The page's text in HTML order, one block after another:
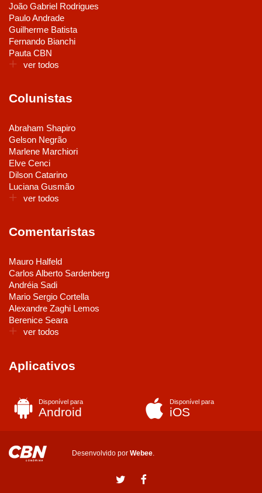
João Gabriel Rodrigues
Paulo Andrade
Guilherme Batista
Fernando Bianchi
Pauta CBN
ver todos
Colunistas
Abraham Shapiro
Gelson Negrão
Marlene Marchiori
Elve Cenci
Dilson Catarino
Luciana Gusmão
ver todos
Comentaristas
Mauro Halfeld
Carlos Alberto Sardenberg
Andréia Sadi
Mario Sergio Cortella
Alexandre Zaghi Lemos
Berenice Seara
ver todos
Aplicativos
Disponível para
Android
Disponível para
iOS
Desenvolvido por Webee